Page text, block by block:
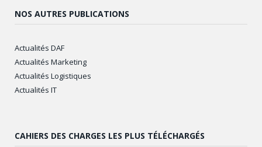
NOS AUTRES PUBLICATIONS
Actualités DAF
Actualités Marketing
Actualités Logistiques
Actualités IT
CAHIERS DES CHARGES LES PLUS TÉLÉCHARGÉS